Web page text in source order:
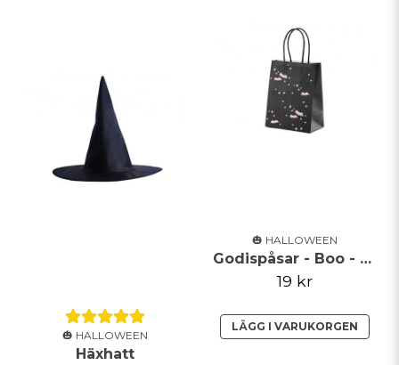
🎃 HALLOWEEN
Häxhatt
🎃 HALLOWEEN
Godispåsar - Boo - Svart
19 kr
LÄGG I VARUKORGEN